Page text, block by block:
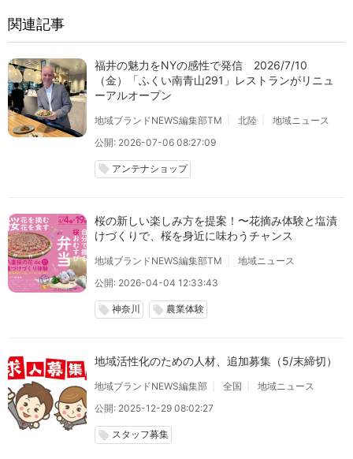
関連記事
福井の魅力をNYの感性で発信 2026/7/10
（金）「ふくい南青山291」レストランがリニュ
ーアルオープン
地域ブランドNEWS編集部TM 北陸
地域ニュース
公開: 2026-07-06 08:27:09
local_offer アンテナショップ
桜の新しい楽しみ方を提案！〜花摘み体験と塩漬
けづくりで、桜を身近に味わうチャンス
地域ブランドNEWS編集部TM
地域ニュース
公開: 2026-04-04 12:33:43
local_offer 神奈川 local_offer 農業体験
地域活性化のための人材、追加募集（5/末締切）
地域ブランドNEWS編集部 全国
地域ニュース
公開: 2025-12-29 08:02:27
local_offer スタッフ募集